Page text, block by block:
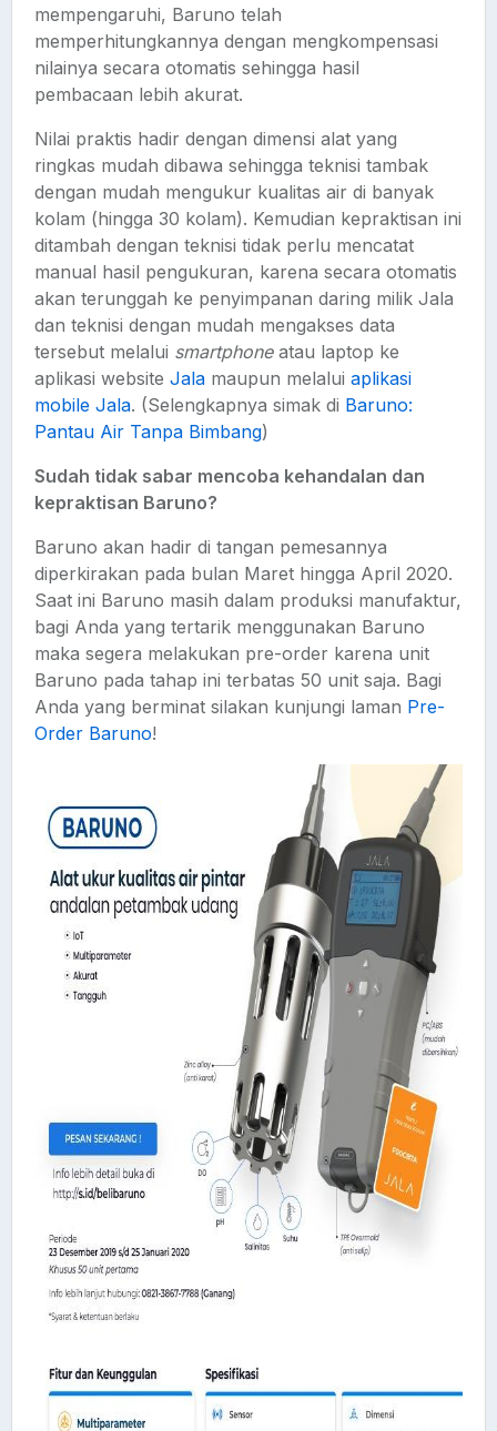
mempengaruhi, Baruno telah
memperhitungkannya dengan mengkompensasi
nilainya secara otomatis sehingga hasil
pembacaan lebih akurat.
Nilai praktis hadir dengan dimensi alat yang
ringkas mudah dibawa sehingga teknisi tambak
dengan mudah mengukur kualitas air di banyak
kolam (hingga 30 kolam). Kemudian kepraktisan ini
ditambah dengan teknisi tidak perlu mencatat
manual hasil pengukuran, karena secara otomatis
akan terunggah ke penyimpanan daring milik Jala
dan teknisi dengan mudah mengakses data
tersebut melalui smartphoneatau laptop ke
aplikasi website Jala maupun melalui aplikasi
mobile Jala. (Selengkapnya simak di Baruno:
Pantau Air Tanpa Bimbang)
Sudah tidak sabar mencoba kehandalan dan
kepraktisan Baruno?
Baruno akan hadir di tangan pemesannya
diperkirakan pada bulan Maret hingga April 2020.
Saat ini Baruno masih dalam produksi manufaktur,
bagi Anda yang tertarik menggunakan Baruno
maka segera melakukan pre-order karena unit
Baruno pada tahap ini terbatas 50 unit saja. Bagi
Anda yang berminat silakan kunjungi laman Pre-
Order Baruno!